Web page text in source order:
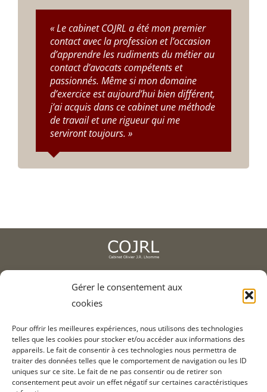
Gérer le consentement aux
cookies
Pour offrir les meilleures expériences, nous utilisons des technologies
telles que les cookies pour stocker et/ou accéder aux informations des
appareils. Le fait de consentir à ces technologies nous permettra de
traiter des données telles que le comportement de navigation ou les ID
uniques sur ce site. Le fait de ne pas consentir ou de retirer son
consentement peut avoir un effet négatif sur certaines caractéristiques
« Le cabinet COJRL a été mon premier
contact avec la profession et l’occasion
d’apprendre les rudiments du métier au
contact d’avocats compétents et
passionnés. Même si mon domaine
d’exercice est aujourd’hui bien différent,
j’ai acquis dans ce cabinet une méthode
de travail et une rigueur qui me
serviront toujours. »
2, av. de l'Europe, 78400 Chatou
Informations légales
Crédits